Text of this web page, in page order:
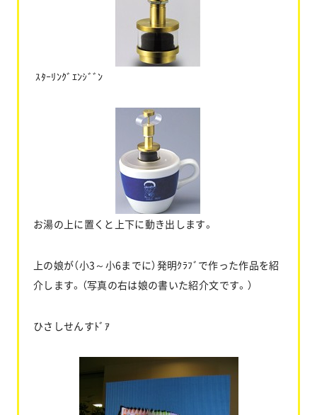
ｽﾀｰﾘﾝｸﾞｴﾝｼﾞﾞﾝ
お湯の上に置くと上下に動き出します。
上の娘が（小3～小6までに）発明ｸﾗﾌﾞで作った作品を紹
介します。（写真の右は娘の書いた紹介文です。）
ひさしせんすﾄﾞｱ